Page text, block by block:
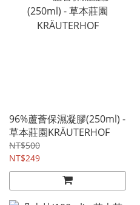
96%蘆薈保濕凝膠(250ml) -
草本莊園KRÄUTERHOF
NT$500
NT$249